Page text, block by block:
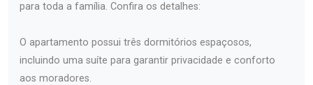
para toda a família. Confira os detalhes:
O apartamento possui três dormitórios espaçosos,
incluindo uma suíte para garantir privacidade e conforto
aos moradores.